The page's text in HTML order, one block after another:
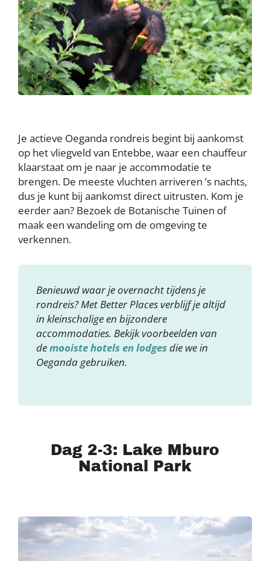
Je actieve Oeganda rondreis begint bij aankomst
op het vliegveld van Entebbe, waar een chauffeur
klaarstaat om je naar je accommodatie te
brengen. De meeste vluchten arriveren ’s nachts,
dus je kunt bij aankomst direct uitrusten. Kom je
eerder aan? Bezoek de Botanische Tuinen of
maak een wandeling om de omgeving te
verkennen.
Benieuwd waar je overnacht tijdens je
rondreis? Met Better Places verblijf je altijd
in kleinschalige en bijzondere
accommodaties. Bekijk voorbeelden van
demooiste hotels en lodgesdie we in
Oeganda gebruiken.
Dag 2-3: Lake Mburo
National Park